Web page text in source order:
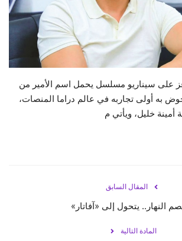
على سيناريو مسلسل يحمل اسم الأمير من
ليخوض به أولى تجاربه في عالم دراما المنصات،
أمينة خليل، ويأتي م
المقال السابق
النهار.. يتحول إلى «آفاتار»
المادة التالية